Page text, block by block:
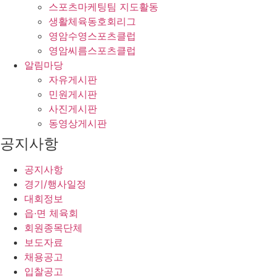
스포츠마케팅팀 지도활동
생활체육동호회리그
영암수영스포츠클럽
영암씨름스포츠클럽
알림마당
자유게시판
민원게시판
사진게시판
동영상게시판
공지사항
공지사항
경기/행사일정
대회정보
읍·면 체육회
회원종목단체
보도자료
채용공고
입찰공고